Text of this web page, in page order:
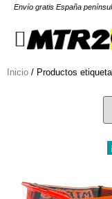
Envío gratis España
Inicio / Productos